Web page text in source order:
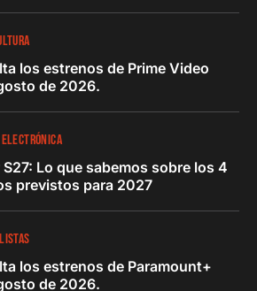
los estrenos de Prime Video
de 2026.
ELECTRÓNICA
S27: Lo que sabemos sobre los 4
previstos para 2027
LISTAS
los estrenos de Paramount+
de 2026.